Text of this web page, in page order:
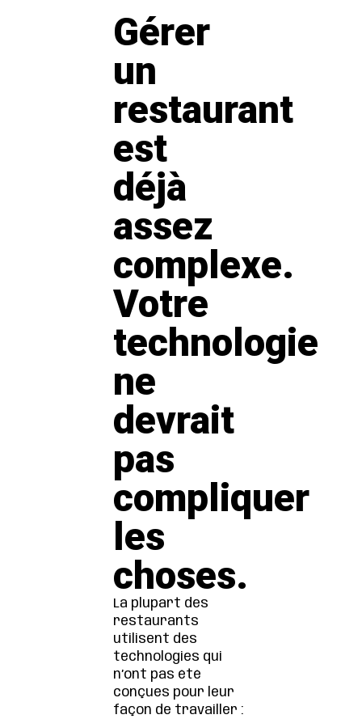
Gérer
un
restaurant
est
déjà
assez
complexe.
Votre
technologie
ne
devrait
pas
compliquer
les
choses.
La plupart des
restaurants
utilisent des
technologies qui
n’ont pas été
conçues pour leur
façon de travailler :